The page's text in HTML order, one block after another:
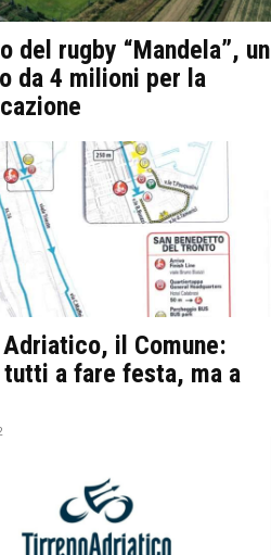
del rugby “Mandela”, un
da 4 milioni per la
il Comune:
tutti a fare festa, ma a